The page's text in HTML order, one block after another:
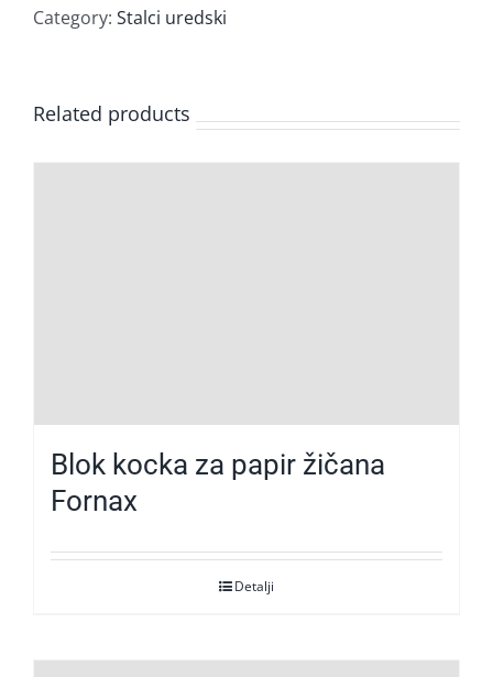
Category: Stalci uredski
Related products
Blok kocka za papir žičana
Fornax
Detalji